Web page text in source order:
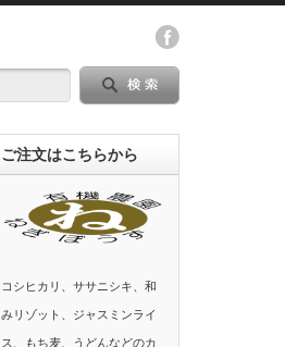
ご注文はこちらから
コシヒカリ、ササニシキ、和
みリゾット、ジャスミンライ
ス、もち麦、うどんなどのカ